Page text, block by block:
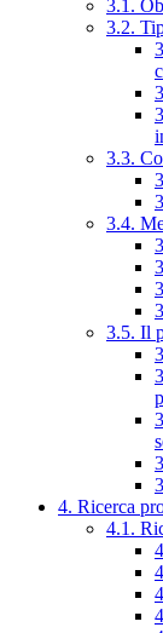
3.1.
3.2.
3.3.
3.4.
3.5. Il
4. Ricerca
4.1.